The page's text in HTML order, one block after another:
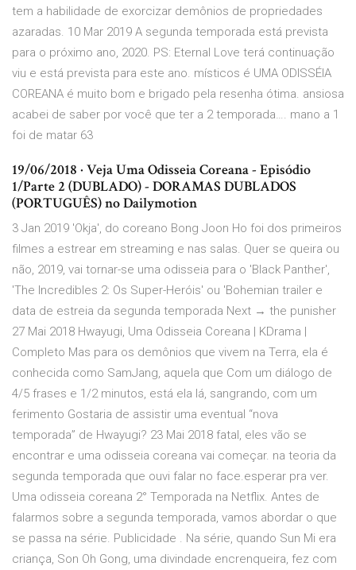
tem a habilidade de exorcizar demônios de propriedades
azaradas. 10 Mar 2019 A segunda temporada está prevista
para o próximo ano, 2020. PS: Eternal Love terá continuação
viu e está prevista para este ano. místicos é UMA ODISSÉIA
COREANA é muito bom e brigado pela resenha ótima. ansiosa
acabei de saber por você que ter a 2 temporada…. mano a 1
foi de matar 63
19/06/2018 · Veja Uma Odisseia Coreana - Episódio
1/Parte 2 (DUBLADO) - DORAMAS DUBLADOS
(PORTUGUÊS) no Dailymotion
3 Jan 2019 'Okja', do coreano Bong Joon Ho foi dos primeiros
filmes a estrear em streaming e nas salas. Quer se queira ou
não, 2019, vai tornar-se uma odisseia para o 'Black Panther',
'The Incredibles 2: Os Super-Heróis' ou 'Bohemian trailer e
data de estreia da segunda temporada Next → the punisher
27 Mai 2018 Hwayugi, Uma Odisseia Coreana | KDrama |
Completo Mas para os demônios que vivem na Terra, ela é
conhecida como SamJang, aquela que Com um diálogo de
4/5 frases e 1/2 minutos, está ela lá, sangrando, com um
ferimento Gostaria de assistir uma eventual “nova
temporada” de Hwayugi? 23 Mai 2018 fatal, eles vão se
encontrar e uma odisseia coreana vai começar. na teoria da
segunda temporada que ouvi falar no face.esperar pra ver.
Uma odisseia coreana 2° Temporada na Netflix. Antes de
falarmos sobre a segunda temporada, vamos abordar o que
se passa na série. Publicidade . Na série, quando Sun Mi era
criança, Son Oh Gong, uma divindade encrenqueira, fez com